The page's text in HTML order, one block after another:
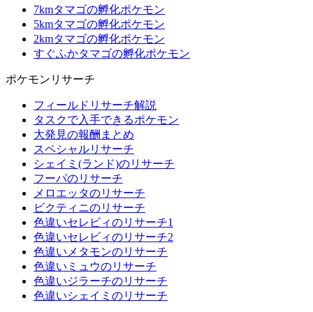
7kmタマゴの孵化ポケモン
5kmタマゴの孵化ポケモン
2kmタマゴの孵化ポケモン
すぐふかタマゴの孵化ポケモン
ポケモンリサーチ
フィールドリサーチ解説
タスクで入手できるポケモン
大発見の報酬まとめ
スペシャルリサーチ
シェイミ(ランド)のリサーチ
フーパのリサーチ
メロエッタのリサーチ
ビクティニのリサーチ
色違いセレビィのリサーチ1
色違いセレビィのリサーチ2
色違いメタモンのリサーチ
色違いミュウのリサーチ
色違いジラーチのリサーチ
色違いシェイミのリサーチ